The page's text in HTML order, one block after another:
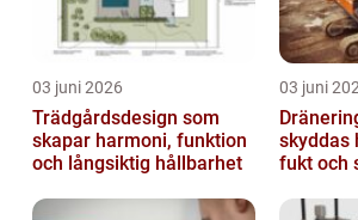
03 juni 2026
Trädgårdsdesign som
skapar harmoni, funktion
och långsiktig hållbarhet
03 juni
skyddas
fukt och